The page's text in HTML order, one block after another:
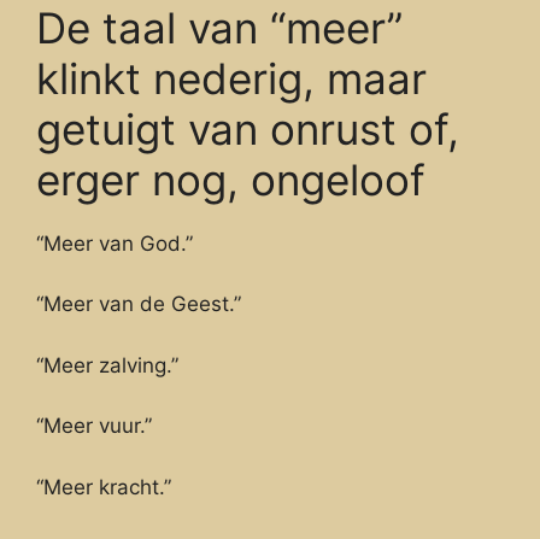
De taal van “meer”
klinkt nederig, maar
getuigt van onrust of,
erger nog, ongeloof
“Meer van God.”
“Meer van de Geest.”
“Meer zalving.”
“Meer vuur.”
“Meer kracht.”